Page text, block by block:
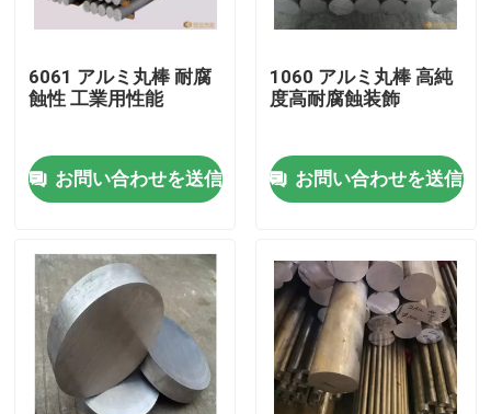
家
プロダクト
ビデオ
6061 アルミ丸棒 耐腐
蝕性 工業用性能
お問い合わせを送信
1060 アルミ丸棒 高純
度高耐腐蝕装飾
お問い合わせを送信